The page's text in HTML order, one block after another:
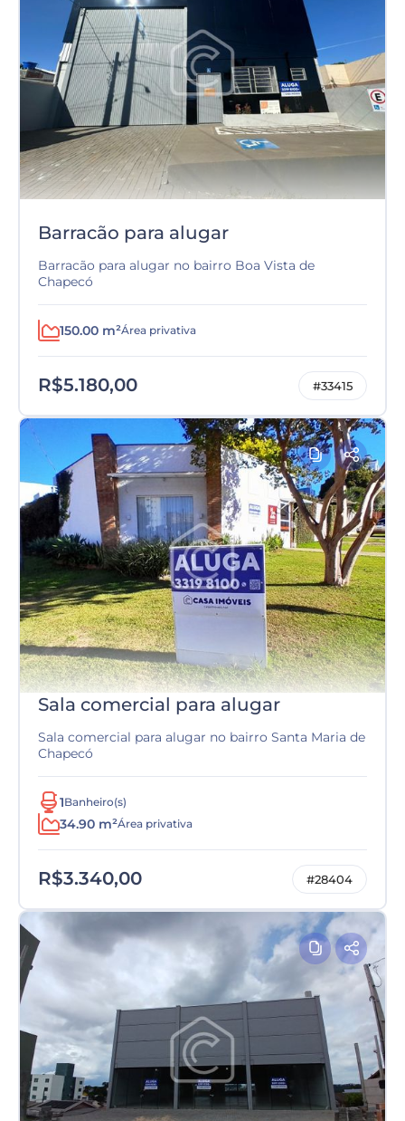
Barracão para alugar
Barracão para alugar no bairro Boa Vista de
Chapecó
150.00 m²Área privativa
R$5.180,00 #33415
Sala comercial para alugar
Sala comercial para alugar no bairro Santa Maria de
Chapecó
1Banheiro(s)
34.90 m²Área privativa
R$3.340,00 #28404